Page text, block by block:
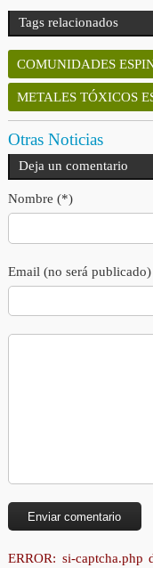
Tags relacionados
COMUNIDADES
METALES TÓXICOS
Otras Noticias
Deja un comentario
Nombre (*)
Email (no será
ERROR: si-